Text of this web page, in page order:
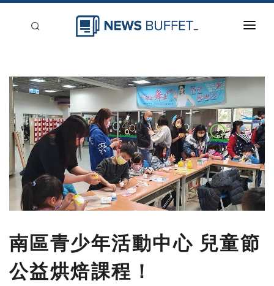
新聞稿分類
登入
刊登
南區青少年活動中心 兒童節
公益烘焙課程！